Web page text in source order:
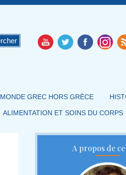
MONDE GREC HORS GRÈCE
ALIMENTATION ET SOINS DU CORPS
A propos de